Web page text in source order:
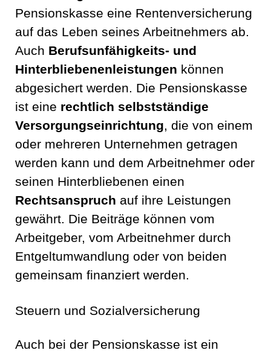
Pensionskasse eine Rentenversicherung
auf das Leben seines Arbeitnehmers ab.
Auch Berufsunfähigkeits- und
Hinterbliebenenleistungen können
abgesichert werden. Die Pensionskasse
ist eine rechtlich selbstständige
Versorgungseinrichtung, die von einem
oder mehreren Unternehmen getragen
werden kann und dem Arbeitnehmer oder
seinen Hinterbliebenen einen
Rechtsanspruch auf ihre Leistungen
gewährt. Die Beiträge können vom
Arbeitgeber, vom Arbeitnehmer durch
Entgeltumwandlung oder von beiden
gemeinsam finanziert werden.
Steuern und Sozialversicherung
Auch bei der Pensionskasse ist ein